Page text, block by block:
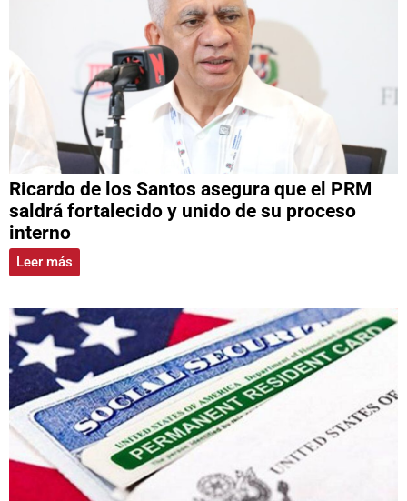
Ricardo de los Santos asegura que el PRM
saldrá fortalecido y unido de su proceso
interno
Leer más